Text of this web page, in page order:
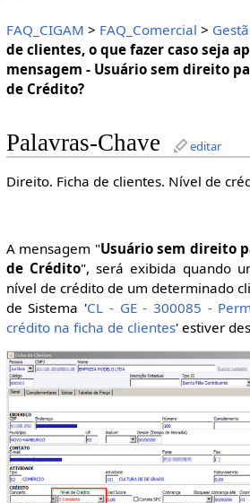
FAQ_CIGAM > FAQ_Comercial >
de clientes, o que fazer caso seja
mensagem - Usuário sem direito
de Crédito?
Palavras-Chave editar
Direito. Ficha de clientes. Nível de
A mensagem "Usuário sem direito
de Crédito", será exibida quando
nível de crédito de um determinado
de Sistema 'CL - GE - 300085 -
crédito na ficha de clientes' estiver